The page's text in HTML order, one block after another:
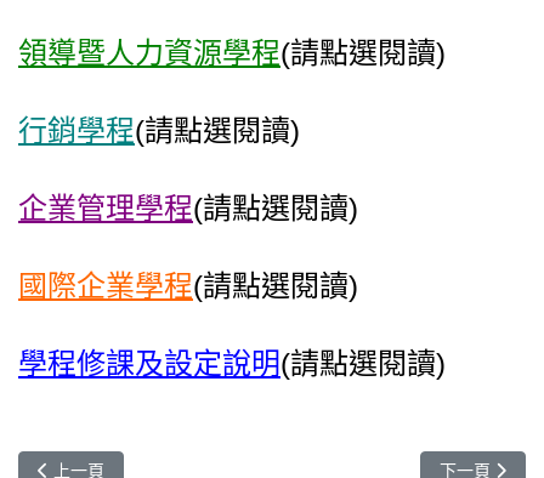
領導暨人力資源學程(請點選閱讀)
行銷學程(請點選閱讀)
企業管理學程(請點選閱讀)
國際企業學程(請點選閱讀)
學程修課及設定說明(請點選閱讀)
上一篇文章: 03/19管理學院學士班【財金/會計主修 學程說明會】
上一頁 下一篇文章:
下一頁